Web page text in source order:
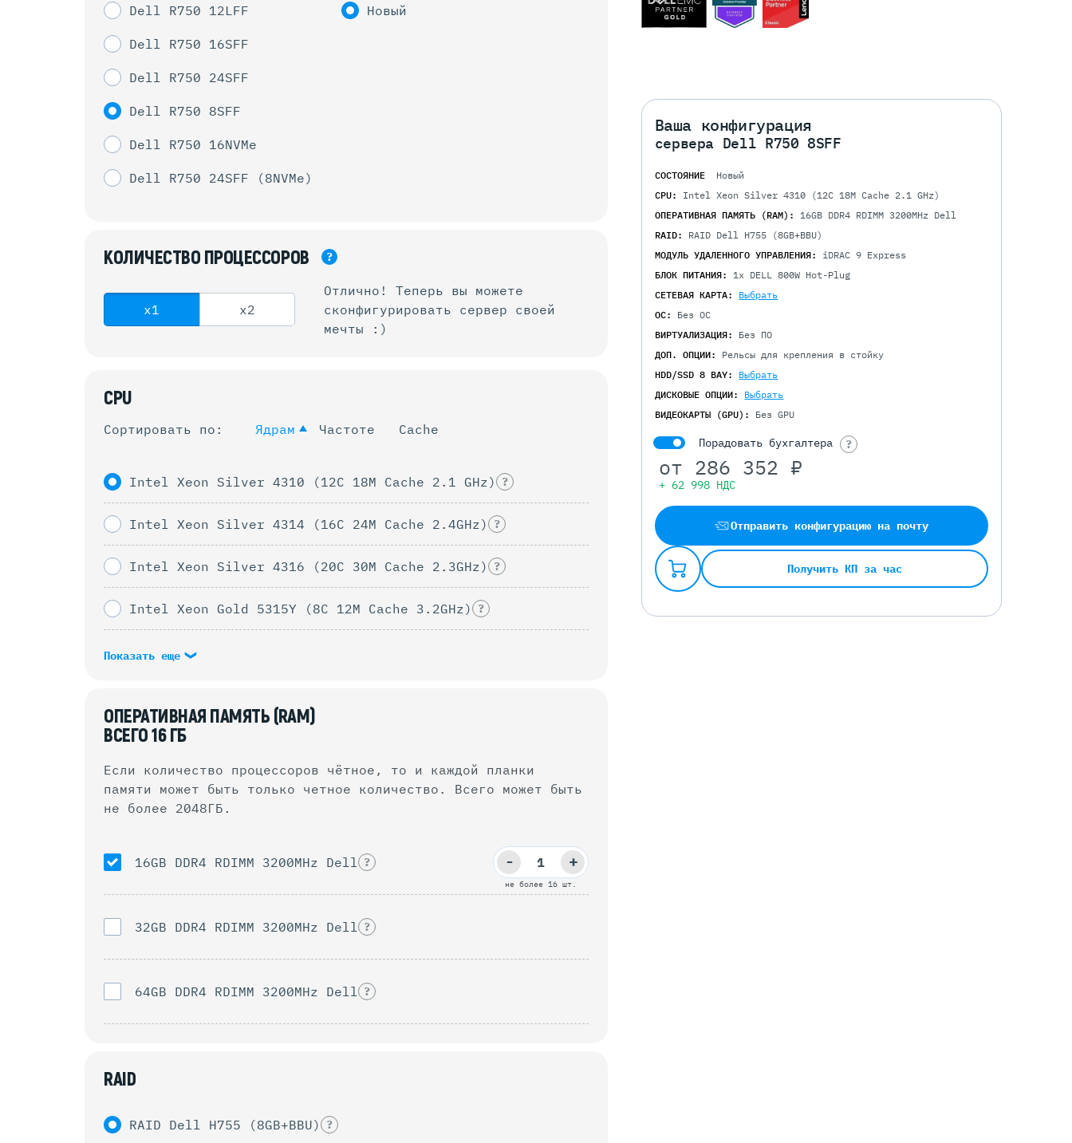
Dell R750 12LFF
Dell R750 16SFF
Dell R750 24SFF
Dell R750 8SFF
Dell R750 16NVMe
Dell R750 24SFF (8NVMe)
Новый
КОЛИЧЕСТВО ПРОЦЕССОРОВ ?
x1 x2
Отлично! Теперь вы можете
сконфигурировать сервер своей
мечты :)
CPU
Сортировать по: Ядрам Частоте Cache
Intel Xeon Silver 4310 (12C 18M Cache 2.1 GHz) ?
Intel Xeon Silver 4314 (16C 24M Cache 2.4GHz) ?
Intel Xeon Silver 4316 (20C 30M Cache 2.3GHz) ?
Intel Xeon Gold 5315Y (8C 12M Cache 3.2GHz) ?
Показать еще
ОПЕРАТИВНАЯ ПАМЯТЬ (RAM)
ВСЕГО16ГБ
Если количество процессоров чётное, то и каждой планки
памяти может быть только четное количество. Всего может быть
не более 2048ГБ.
16GB DDR4 RDIMM 3200MHz Dell ?
не более 16 шт.
+
-
32GB DDR4 RDIMM 3200MHz Dell ?
64GB DDR4 RDIMM 3200MHz Dell ?
RAID
RAID Dell H755 (8GB+BBU) ?
Ваша конфигурация
сервера Dell R750 8SFF
СОСТОЯНИЕ
Новый
CPU:
Intel Xeon Silver 4310 (12C 18M Cache 2.1 GHz)
ОПЕРАТИВНАЯ ПАМЯТЬ (RAM):
16GB DDR4 RDIMM 3200MHz Dell
RAID:
RAID Dell H755 (8GB+BBU)
МОДУЛЬ УДАЛЕННОГО УПРАВЛЕНИЯ:
iDRAC 9 Express
БЛОК ПИТАНИЯ:
1x DELL 800W Hot-Plug
СЕТЕВАЯ КАРТА:
Выбрать
ОС:
Без ОС
ВИРТУАЛИЗАЦИЯ:
Без ПО
ДОП. ОПЦИИ:
Рельсы для крепления в стойку
HDD/SSD 8 BAY:
Выбрать
ДИСКОВЫЕ ОПЦИИ:
Выбрать
ВИДЕОКАРТЫ (GPU):
Без GPU
Порадовать бухгалтера ?
от 286 352 ₽
+ 62 998 НДС
Отправить конфигурацию на почту
Получить КП за час